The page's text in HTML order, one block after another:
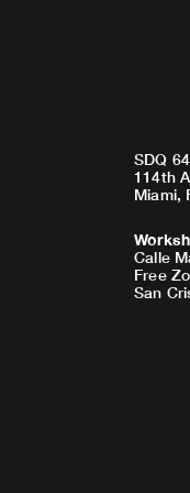
SDQ
114th
Miami,
Calle
Free
San